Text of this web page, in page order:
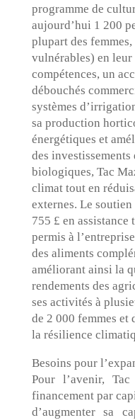
programme de
aujourd’hui 1 200
plupart des
vulnérables) en
compétences, un
débouchés
systèmes
sa production
énergétiques et
des
biologiques, Tac
climat tout en
externes. Le
755 £ en assistance
permis à
des aliments
améliorant ainsi la
rendements des
ses activités à
de 2 000 femmes et
la résilience
Besoins pour
Pour l’avenir,
financement par
d’augmenter sa